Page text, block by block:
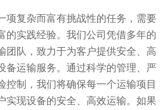
项复杂而富有挑战性的任务，需要
的实践经验。我们公司凭借多年的
团队，致力于为客户提供安全、高
备运输服务。通过科学的管理、严
控制，我们将确保每一个运输项目
实现设备的安全、高效运输。如果